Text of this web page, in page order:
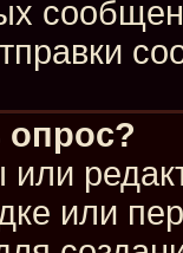
опрос?
или